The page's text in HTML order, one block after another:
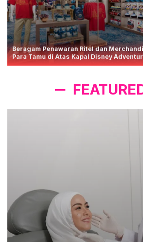
Beragam Penawaran Ritel dan
Para Tamu di Atas Kapal Disney